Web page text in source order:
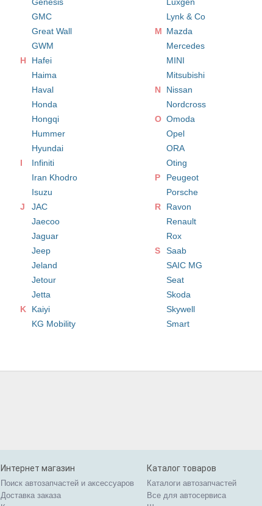
GMC
Great Wall
GWM
H
Hafei
Haima
Haval
Honda
Hongqi
Hummer
Hyundai
I
Infiniti
Iran Khodro
Isuzu
J
JAC
Jaecoo
Jaguar
Jeep
Jeland
Jetour
Jetta
K
Kaiyi
KG Mobility
Lynk & Co
M Mazda
Mercedes
MINI
Mitsubishi
N
Nissan
Nordcross
O Omoda
Opel
ORA
Oting
P
Peugeot
Porsche
R
Ravon
Renault
Rox
S
Saab
SAIC MG
Seat
Skoda
Skywell
Smart
Интернет магазин
Поиск автозапчастей и аксессуаров
Доставка заказа
Каталог товаров
Каталоги автозапчастей
Все для автосервиса